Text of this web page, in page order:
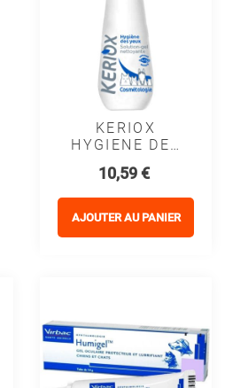
KERIOX
HYGIENE DES
OSALIA
Prix
10,59 €
AJOUTER AU PANIER